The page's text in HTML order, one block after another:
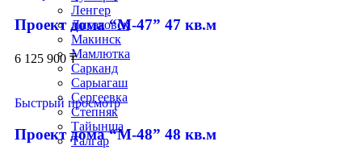
Ленгер
Лисаковск
Макинск
Мамлютка
Сарканд
Сарыагаш
Сергеевка
Степняк
Тайынша
Талгар
Проект дома “М-47” 47 кв.м
6 125 900 ₸
Быстрый просмотр
Проект дома “М-48” 48 кв.м